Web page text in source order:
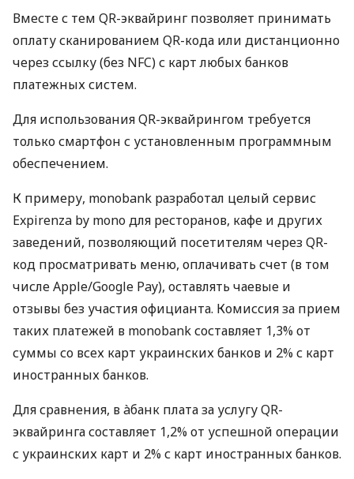
Вместе с тем QR-эквайринг позволяет принимать
оплату сканированием QR-кода или дистанционно
через ссылку (без NFC) с карт любых банков
платежных систем.
Для использования QR-эквайрингом требуется
только смартфон с установленным программным
обеспечением.
К примеру, monobank разработал целый сервис
Expirenza by mono для ресторанов, кафе и других
заведений, позволяющий посетителям через QR-
код просматривать меню, оплачивать счет (в том
числе Apple/Google Pay), оставлять чаевые и
отзывы без участия официанта. Комиссия за прием
таких платежей в monobank составляет 1,3% от
суммы со всех карт украинских банков и 2% с карт
иностранных банков.
Для сравнения, в àбанк плата за услугу QR-
эквайринга составляет 1,2% от успешной операции
с украинских карт и 2% с карт иностранных банков.